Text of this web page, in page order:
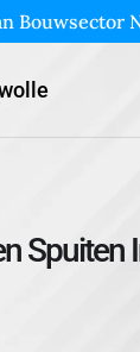
Bouwsector
Spuiten